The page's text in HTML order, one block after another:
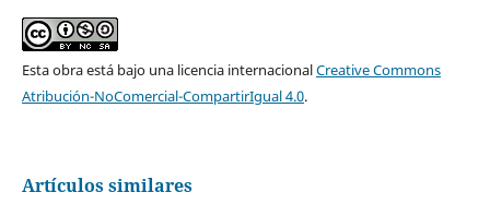
Esta obra está bajo una licencia internacionalCreative Commons
Atribución-NoComercial-CompartirIgual 4.0.
Artículos similares